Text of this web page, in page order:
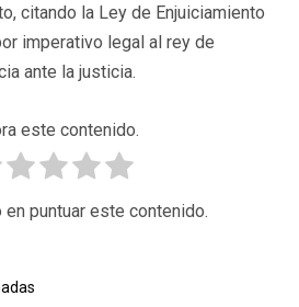
citando la Ley de Enjuiciamiento
imperativo legal al rey de
ante la justicia.
este contenido.
puntuar este contenido.